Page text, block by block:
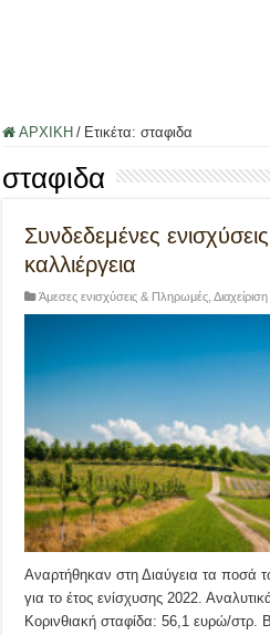
ΑΡΧΙΚΗ / Ετικέτα:σταφιδα
σταφιδα
Συνδεδεμένες
καλλιέργεια
Άμεσες ενισχύσεις & Πληρωμές ,
Αναρτήθηκαν στη Διαύγεια τα ποσά
για το έτος ενίσχυσης 2022.
Κορινθιακή σταφίδα: 56,1 ευρώ/στρ.